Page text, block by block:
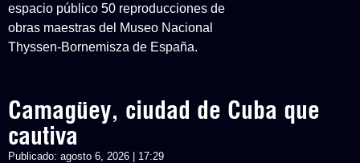
espacio público 50 reproducciones de
obras maestras del Museo Nacional
Thyssen-Bornemisza de España.
Camagüey, ciudad de Cuba que
cautiva
Publicado: agosto 6, 2026 | 17:29